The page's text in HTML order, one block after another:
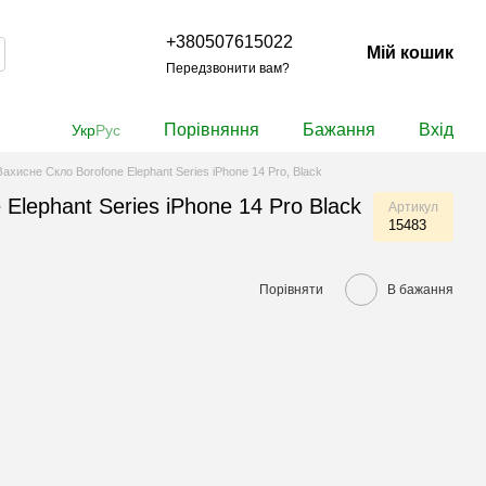
+380507615022
Передзвонити вам?
Мій кошик
УкрРус Порівняння Бажання Вхід
Cкло Borofone Elephant Series iPhone 14 Pro, Black
Series iPhone 14 Pro Black Артикул
15483
Порівняти В бажання